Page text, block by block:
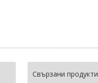
Свързани продукти